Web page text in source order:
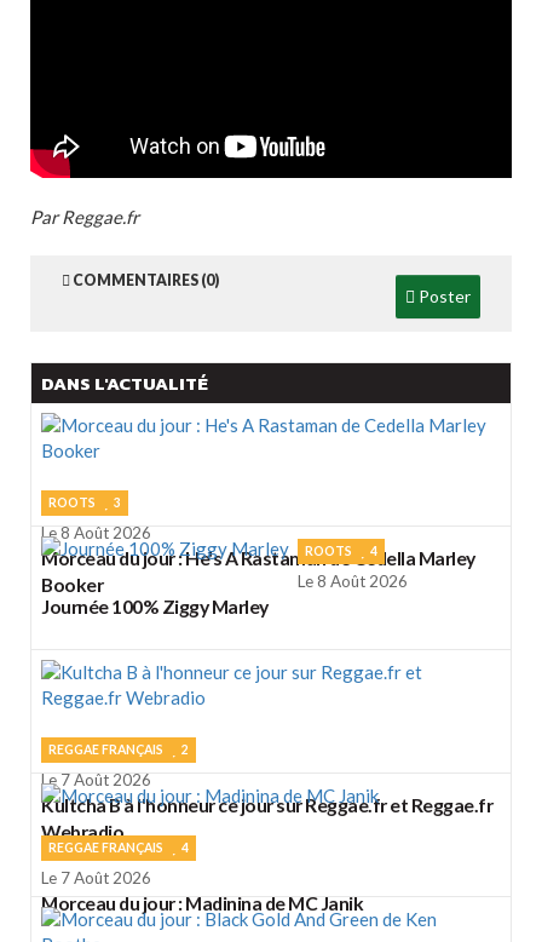
Par Reggae.fr
COMMENTAIRES (0)
Poster
DANS L'ACTUALITÉ
ROOTS 3
Le 8 Août 2026
Morceau du jour : He's A Rastaman de Cedella Marley
Booker
ROOTS 4
Le 8 Août 2026
Journée 100% Ziggy Marley
REGGAE FRANÇAIS 2
Le 7 Août 2026
Kultcha B à l'honneur ce jour sur Reggae.fr et Reggae.fr
Webradio
REGGAE FRANÇAIS 4
Le 7 Août 2026
Morceau du jour : Madinina de MC Janik